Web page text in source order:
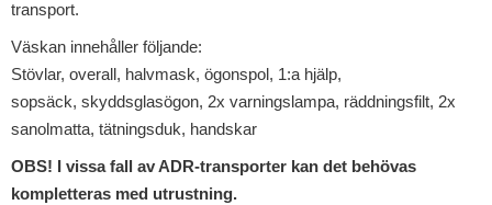
transport.
Väskan innehåller följande:
Stövlar, overall, halvmask, ögonspol, 1:a hjälp,
sopsäck, skyddsglasögon, 2x varningslampa, räddningsfilt, 2x
sanolmatta, tätningsduk, handskar
OBS! I vissa fall av ADR-transporter kan det behövas
kompletteras med utrustning.